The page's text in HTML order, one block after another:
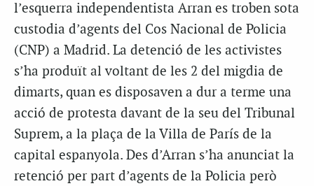
l’esquerra independentista Arran es troben sota
custodia d’agents del Cos Nacional de Policia
(CNP) a Madrid. La detenció de les activistes
s’ha produït al voltant de les 2 del migdia de
dimarts, quan es disposaven a dur a terme una
acció de protesta davant de la seu del Tribunal
Suprem, a la plaça de la Villa de París de la
capital espanyola. Des d’Arran s’ha anunciat la
retenció per part d’agents de la Policia però